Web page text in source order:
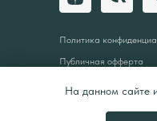
Публичная офферта
Политика
На данном сайте